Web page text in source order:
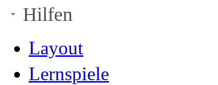
Hilfen
Layout
Lernspiele